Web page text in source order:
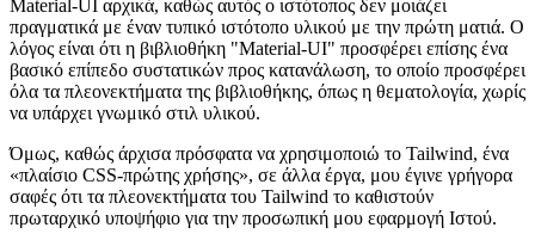
Καθώς δεν άλλαξα τη διάταξη του πυρήνα και την οπτική σχεδίαση
της εφαρμογής ιστού μου, ίσως αναρωτιέστε γιατί είχα επιλέξει το
Material-UI αρχικά, καθώς αυτός ο ιστότοπος δεν μοιάζει
πραγματικά με έναν τυπικό ιστότοπο υλικού με την πρώτη ματιά. Ο
λόγος είναι ότι η βιβλιοθήκη "Material-UI" προσφέρει επίσης ένα
όλα τα πλεονεκτήματα της βιβλιοθήκης, όπως η θεματολογία, χωρίς
να υπάρχει γνωμικό στιλ υλικού.
Όμως, καθώς άρχισα πρόσφατα να χρησιμοποιώ το Tailwind, ένα